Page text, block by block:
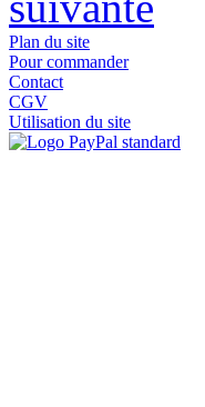
Plan du site
Pour commander
Contact
CGV
Utilisation du site